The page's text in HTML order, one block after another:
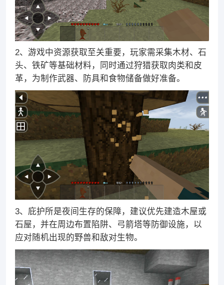
2、游戏中资源获取至关重要，玩家需采集木材、石
头、铁矿等基础材料，同时通过狩猎获取肉类和皮
革，为制作武器、防具和食物储备做好准备。
3、庇护所是夜间生存的保障，建议优先建造木屋或
石屋，并在周边布置陷阱、弓箭塔等防御设施，以
应对随机出现的野兽和敌对生物。